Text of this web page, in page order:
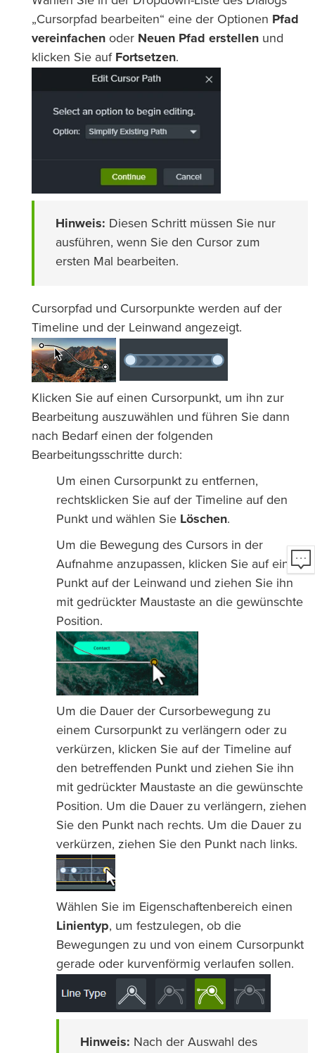
„Cursorpfad bearbeiten“ eine der Optionen Pfad
vereinfachen oder Neuen Pfad erstellen und
klicken Sie auf Fortsetzen.
Hinweis: Diesen Schritt müssen Sie nur
ausführen, wenn Sie den Cursor zum
ersten Mal bearbeiten.
Cursorpfad und Cursorpunkte werden auf der
Timeline und der Leinwand angezeigt.
Klicken Sie auf einen Cursorpunkt, um ihn zur
Bearbeitung auszuwählen und führen Sie dann
nach Bedarf einen der folgenden
Bearbeitungsschritte durch:
Um einen Cursorpunkt zu entfernen,
rechtsklicken Sie auf der Timeline auf den
Punkt und wählen Sie Löschen.
Um die Bewegung des Cursors in der
Aufnahme anzupassen, klicken Sie auf einen
Punkt auf der Leinwand und ziehen Sie ihn
mit gedrückter Maustaste an die gewünschte
Position.
Um die Dauer der Cursorbewegung zu
einem Cursorpunkt zu verlängern oder zu
verkürzen, klicken Sie auf der Timeline auf
den betreffenden Punkt und ziehen Sie ihn
mit gedrückter Maustaste an die gewünschte
Position. Um die Dauer zu verlängern, ziehen
Sie den Punkt nach rechts. Um die Dauer zu
verkürzen, ziehen Sie den Punkt nach links.
Wählen Sie im Eigenschaftenbereich einen
Linientyp, um festzulegen, ob die
Bewegungen zu und von einem Cursorpunkt
gerade oder kurvenförmig verlaufen sollen.
Hinweis: Nach der Auswahl des